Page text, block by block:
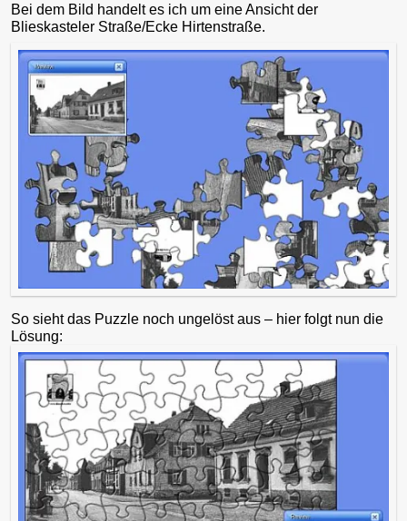
Bei dem Bild handelt es ich um eine Ansicht der
Blieskasteler Straße/Ecke Hirtenstraße.​
So sieht das Puzzle noch ungelöst aus – hier folgt nun die
Lösung:​